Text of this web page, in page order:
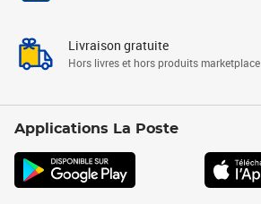
Livraison gratuite
Hors livres et hors produits marketplace
Applications La Poste